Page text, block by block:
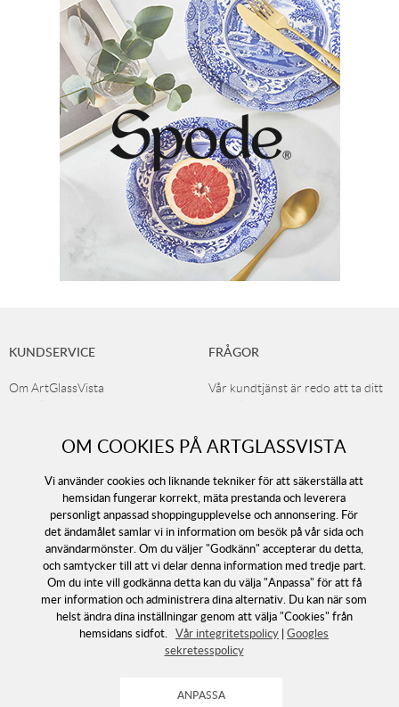
OM COOKIES PÅ ARTGLASSVISTA
Vi använder cookies och liknande tekniker för att säkerställa att
hemsidan fungerar korrekt, mäta prestanda och leverera
personligt anpassad shoppingupplevelse och annonsering. För
det ändamålet samlar vi in information om besök på vår sida och
användarmönster. Om du väljer "Godkänn" accepterar du detta,
och samtycker till att vi delar denna information med tredje part.
Om du inte vill godkänna detta kan du välja "Anpassa" för att få
mer information och administrera dina alternativ. Du kan när som
helst ändra dina inställningar genom att välja "Cookies" från
hemsidans sidfot. Vår integritetspolicy | Googles
sekretesspolicy
KUNDSERVICE
Om ArtGlassVista
Sekretesspolicy
Leverans
Köp presentkort
Cookies
Returer / Ångra köp
FRÅGOR
Vår kundtjänst är redo att ta ditt
Kundtjänst
Öppet mån-tors 08.00-16.00
Öppet fredag 08.00-15.00
Lunchstängt mellan 12.00-13.00
E-post:info@artglassvista.com
Kontakta oss om du behöver
hjälp med Företagspresenter och
B2B